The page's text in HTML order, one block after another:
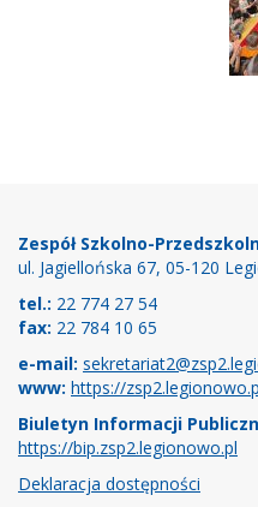
Zespół Szkolno-
ul. Jagiellońska 67, 05-120
tel.: 22 774 27 54
fax: 22 784 10 65
e-mail:
www: https://
Biuletyn Informacji
https://bip.zsp2.legionowo.pl
Deklaracja dostępności